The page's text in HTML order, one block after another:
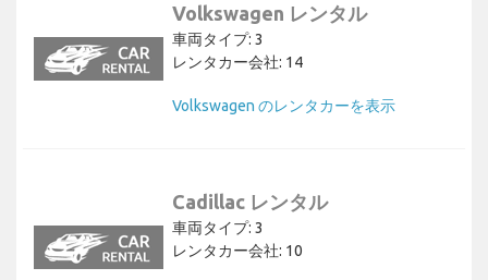
Volkswagen レンタル
車両タイプ: 3
レンタカー会社: 14
Volkswagen のレンタカーを表示
Cadillac レンタル
車両タイプ: 3
レンタカー会社: 10